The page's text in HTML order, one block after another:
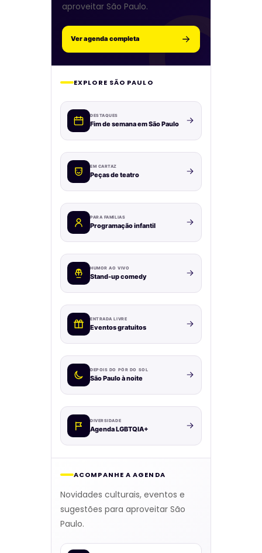
aproveitar São Paulo.
Ver agenda completa
EXPLORE SÃO PAULO
DESTAQUES
Fim de semana em São Paulo
EM CARTAZ
Peças de teatro
PARA FAMÍLIAS
Programação infantil
HUMOR AO VIVO
Stand-up comedy
ENTRADA LIVRE
Eventos gratuitos
DEPOIS DO PÔR DO SOL
São Paulo à noite
DIVERSIDADE
Agenda LGBTQIA+
ACOMPANHE A AGENDA
Novidades culturais, eventos e
sugestões para aproveitar São
Paulo.